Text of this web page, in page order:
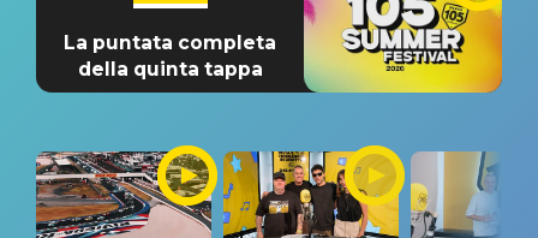
La puntata completa
della quinta tappa